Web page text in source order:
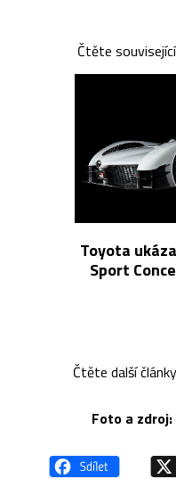
Čtěte
Toyota
Sport
Čtěte další
Foto a zdroj: